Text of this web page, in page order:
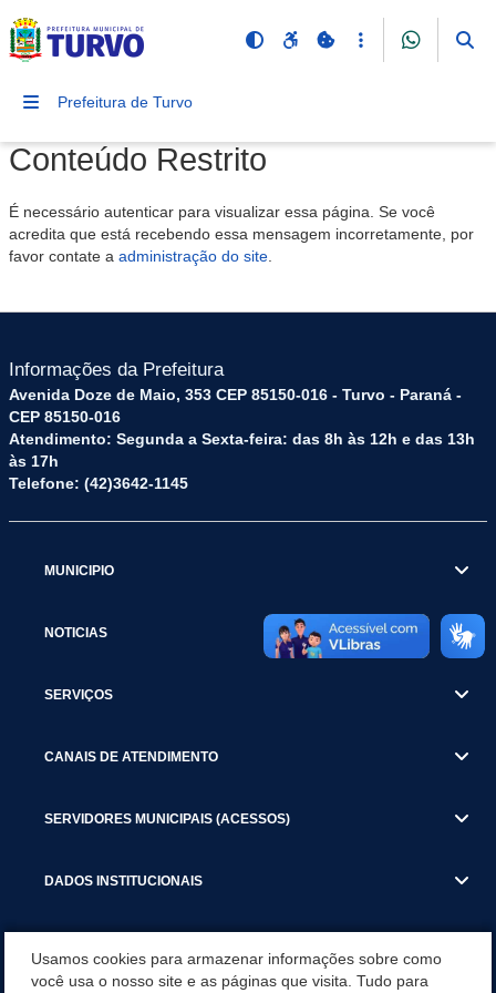
Prefeitura de Turvo
Conteúdo Restrito
É necessário autenticar para visualizar essa página. Se você
acredita que está recebendo essa mensagem incorretamente, por
favor contate a administração do site
Informações da Prefeitura
Avenida Doze de Maio, 353 CEP 85150-016 - Turvo - Paraná -
CEP 85150-016
Atendimento: Segunda a Sexta-feira: das 8h às 12h e das 13h
às 17h
Telefone: (42)3642-1145
MUNICIPIO
NOTICIAS
SERVIÇOS
CANAIS DE ATENDIMENTO
SERVIDORES MUNICIPAIS (ACESSOS)
DADOS INSTITUCIONAIS
Usamos cookies para armazenar informações sobre como
você usa o nosso site e as páginas que visita. Tudo para